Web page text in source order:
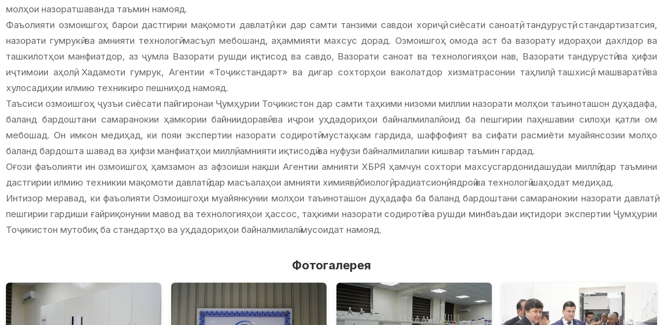
молҳои назоратшаванда таъмин намояд.
Фаъолияти озмоишгоҳ барои дастгирии мақомоти давлатӣ, ки дар самти танзими савдои хориҷӣ, сиёсати саноатӣ, тандурустӣ, стандартизатсия,
назорати гумрукӣ ва амнияти технологӣ масъул мебошанд, аҳаммияти махсус дорад. Озмоишгоҳ омода аст ба вазорату идораҳои дахлдор ва
ташкилотҳои манфиатдор, аз ҷумла Вазорати рушди иқтисод ва савдо, Вазорати саноат ва технологияҳои нав, Вазорати тандурустӣ ва ҳифзи
иҷтимоии аҳолӣ, Хадамоти гумрук, Агентии «Тоҷикстандарт» ва дигар сохторҳои ваколатдор хизматрасонии таҳлилӣ, ташхисӣ, машваратӣ ва
хулосадиҳии илмию техникиро пешниҳод намояд.
Таъсиси озмоишгоҳ ҷузъи сиёсати пайгиронаи Ҷумҳурии Тоҷикистон дар самти таҳкими низоми миллии назорати молҳои таъиноташон дуҳадафа,
баланд бардоштани самаранокии ҳамкории байниидоравӣ ва иҷрои уҳдадориҳои байналмилалӣ оид ба пешгирии паҳншавии силоҳи қатли ом
мебошад. Он имкон медиҳад, ки пояи экспертии назорати содиротӣ мустаҳкам гардида, шаффофият ва сифати расмиёти муайянсозии молҳо
баланд бардошта шавад ва ҳифзи манфиатҳои миллӣ, амнияти иқтисодӣ ва нуфузи байналмилалии кишвар таъмин гардад.
Оғози фаъолияти ин озмоишгоҳ ҳамзамон аз афзоиши нақши Агентии амнияти ХБРЯ ҳамчун сохтори махсусгардонидашудаи миллӣ дар таъмини
дастгирии илмию техникии мақомоти давлатӣ дар масъалаҳои амнияти химиявӣ, биологӣ, радиатсионӣ, ядроӣ ва технологӣ шаҳодат медиҳад.
Интизор меравад, ки фаъолияти Озмоишгоҳи муайянкунии молҳои таъиноташон дуҳадафа ба баланд бардоштани самаранокии назорати давлатӣ,
пешгирии гардиши ғайриқонунии мавод ва технологияҳои ҳассос, таҳкими назорати содиротӣ ва рушди минбаъдаи иқтидори экспертии Ҷумҳурии
Тоҷикистон мутобиқ ба стандартҳо ва уҳдадориҳои байналмилалӣ мусоидат намояд.
Фотогалерея